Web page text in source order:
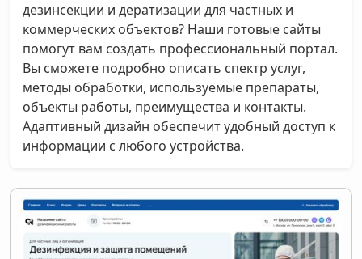
дезинсекции и дератизации для частных и
коммерческих объектов? Наши готовые сайты
помогут вам создать профессиональный портал.
Вы сможете подробно описать спектр услуг,
методы обработки, используемые препараты,
объекты работы, преимущества и контакты.
Адаптивный дизайн обеспечит удобный доступ к
информации с любого устройства.